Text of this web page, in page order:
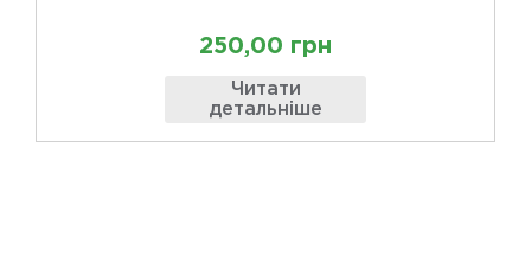
250,00 грн
Читати
детальніше